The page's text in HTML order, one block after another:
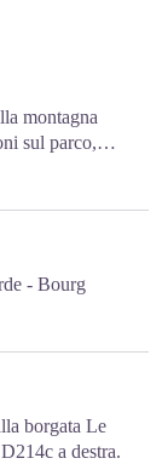
montagna
sul parco,
alle persone
- Bourg
borgata Le
a destra.